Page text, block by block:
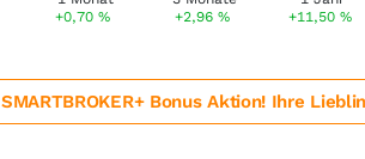
+0,70% +2,96% +11,50 %
SMARTBROKER+ Bonus Aktion! Ihre